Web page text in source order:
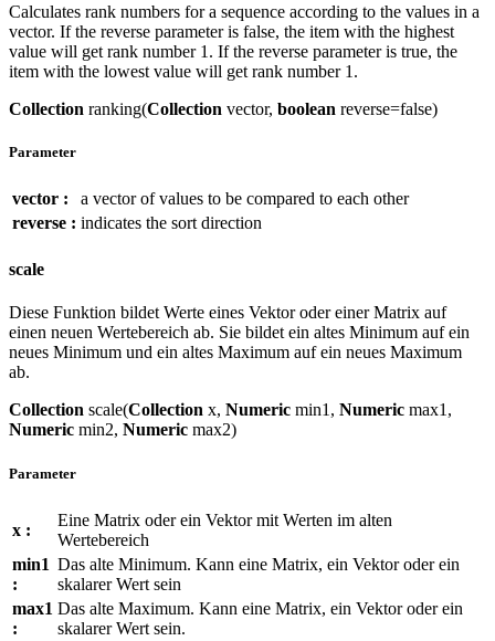
Calculates rank numbers for a sequence according to the values in a
vector. If the reverse parameter is false, the item with the highest
value will get rank number 1. If the reverse parameter is true, the
item with the lowest value will get rank number 1.
Collection ranking(Collection vector, boolean reverse=false)
Parameter
vector :
a vector of values to be compared to each other
reverse : indicates the sort direction
scale
Diese Funktion bildet Werte eines Vektor oder einer Matrix auf
einen neuen Wertebereich ab. Sie bildet ein altes Minimum auf ein
neues Minimum und ein altes Maximum auf ein neues Maximum
ab.
Collection scale(Collection x, Numeric min1, Numeric max1,
Numeric min2, Numeric max2)
Parameter
x :
Eine Matrix oder ein Vektor mit Werten im alten
Wertebereich
min1
:
Das alte Minimum. Kann eine Matrix, ein Vektor oder ein
skalarer Wert sein
max1
:
Das alte Maximum. Kann eine Matrix, ein Vektor oder ein
skalarer Wert sein.